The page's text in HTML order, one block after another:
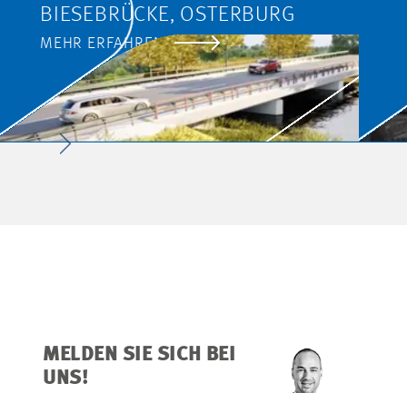
BIESEBRÜCKE, OSTERBURG
MEHR ERFAHREN
MELDEN SIE SICH BEI
UNS!